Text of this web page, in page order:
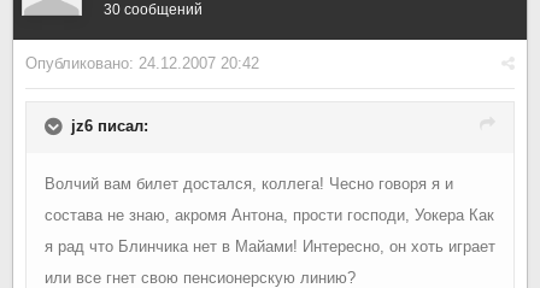
30 сообщений
Опубликовано: 24.12.2007 20:42
jz6 писал:
Волчий вам билет достался, коллега! Чесно говоря я и
состава не знаю, акромя Антона, прости господи, Уокера Как
я рад что Блинчика нет в Майами! Интересно, он хоть играет
или все гнет свою пенсионерскую линию?